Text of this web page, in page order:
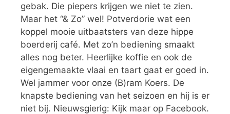
gebak. Die piepers krijgen we niet te zien.
Maar het “& Zo” wel! Potverdorie wat een
koppel mooie uitbaatsters van deze hippe
boerderij café. Met zo’n bediening smaakt
alles nog beter. Heerlijke koffie en ook de
eigengemaakte vlaai en taart gaat er goed in.
Wel jammer voor onze (B)ram Koers. De
knapste bediening van het seizoen en hij is er
niet bij. Nieuwsgierig: Kijk maar op Facebook.